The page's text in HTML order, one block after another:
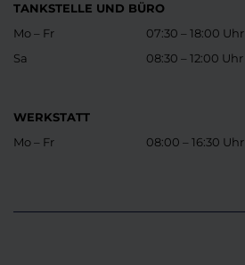
TANKSTELLE UND BÜRO
Mo – Fr
Sa
07:30 – 18:00 Uhr
08:30 – 12:00 Uhr
WERKSTATT
Mo – Fr
08:00 – 16:30 Uhr